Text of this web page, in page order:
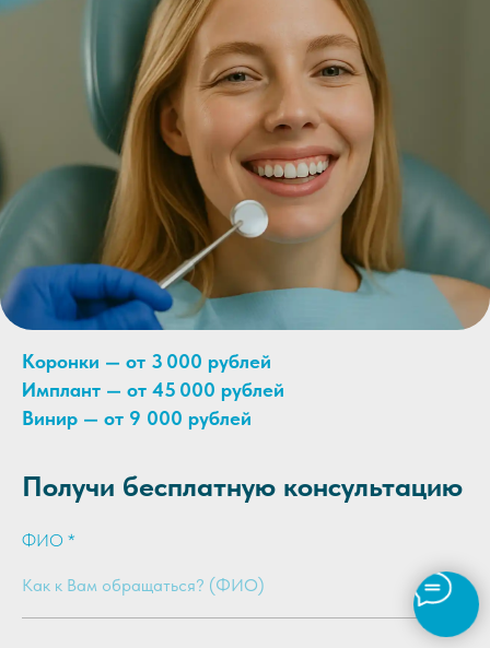
Коронки — от 3 000 рублей
Имплант — от 45 000 рублей
Винир — от 9 000 рублей
Получи бесплатную консультацию
ФИО *